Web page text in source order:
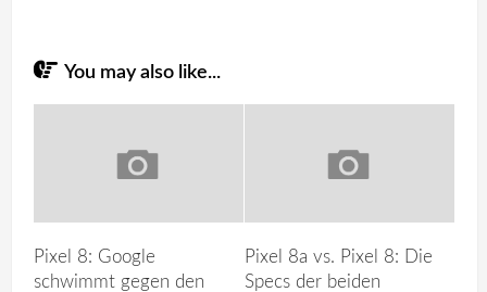
You may also like...
Pixel 8: Google
schwimmt gegen den
Pixel 8a vs. Pixel 8: Die
Specs der beiden